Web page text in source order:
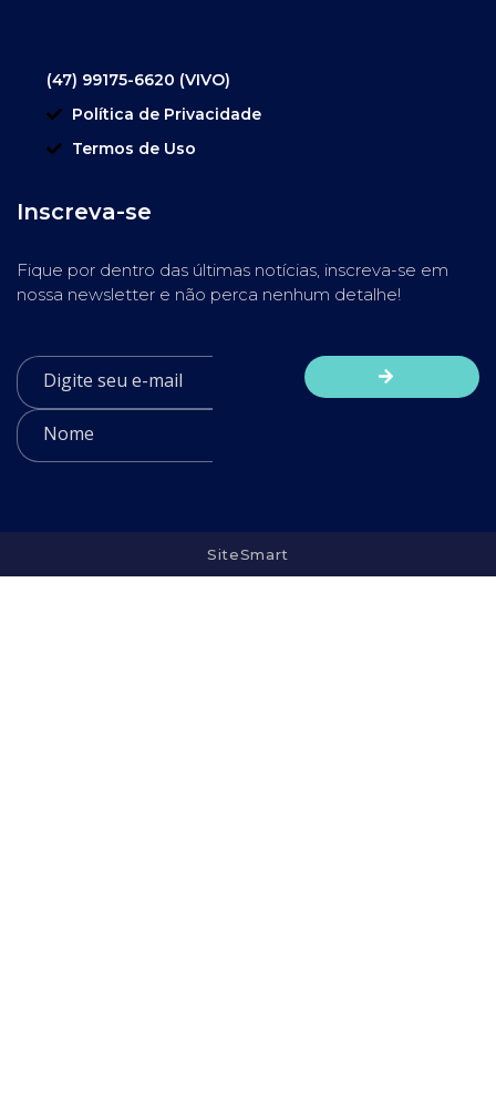
(47) 99175-6620 (VIVO)
Política de Privacidade
Termos de Uso
Inscreva-se
Fique por dentro das últimas notícias, inscreva-se em
nossa newsletter e não perca nenhum detalhe!
SiteSmart